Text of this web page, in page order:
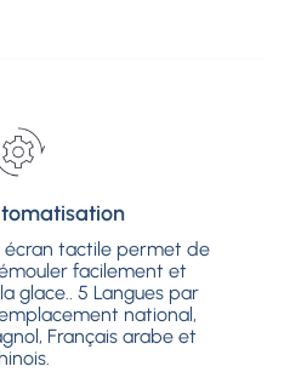
écran tactile permet de
facilement et
glace.. 5 Langues par
national,
Français arabe et
écran tactile permet de
facilement et
glace.. 5 Langues par
national,
Français arabe et